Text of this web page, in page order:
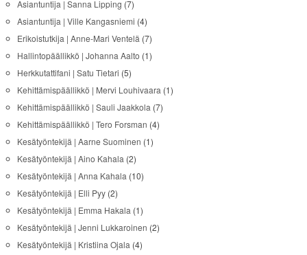
Asiantuntija | Sanna Lipping (7)
Asiantuntija | Ville Kangasniemi (4)
Erikoistutkija | Anne-Mari Ventelä (7)
Hallintopäällikkö | Johanna Aalto (1)
Herkkutattifani | Satu Tietari (5)
Kehittämispäällikkö | Mervi Louhivaara (1)
Kehittämispäällikkö | Sauli Jaakkola (7)
Kehittämispäällikkö | Tero Forsman (4)
Kesätyöntekijä | Aarne Suominen (1)
Kesätyöntekijä | Aino Kahala (2)
Kesätyöntekijä | Anna Kahala (10)
Kesätyöntekijä | Elli Pyy(2)
Kesätyöntekijä | Emma Hakala (1)
Kesätyöntekijä | Jenni Lukkaroinen (2)
Kesätyöntekijä | Kristiina Ojala (4)